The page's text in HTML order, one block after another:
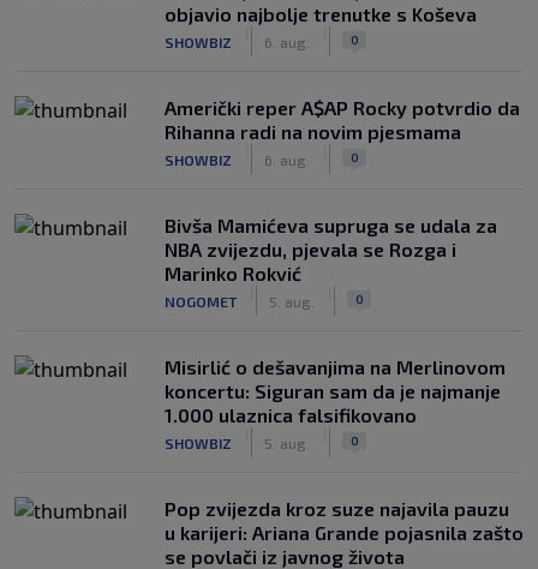
objavio najbolje trenutke s Koševa
SHOWBIZ 6. aug. 0
Američki reper A$AP Rocky potvrdio da
Rihanna radi na novim pjesmama
SHOWBIZ 6. aug. 0
Bivša Mamićeva supruga se udala za
NBA zvijezdu, pjevala se Rozga i
Marinko Rokvić
NOGOMET 5. aug. 0
Misirlić o dešavanjima na Merlinovom
koncertu: Siguran sam da je najmanje
1.000 ulaznica falsifikovano
SHOWBIZ 5. aug. 0
Pop zvijezda kroz suze najavila pauzu
u karijeri: Ariana Grande pojasnila zašto
se povlači iz javnog života